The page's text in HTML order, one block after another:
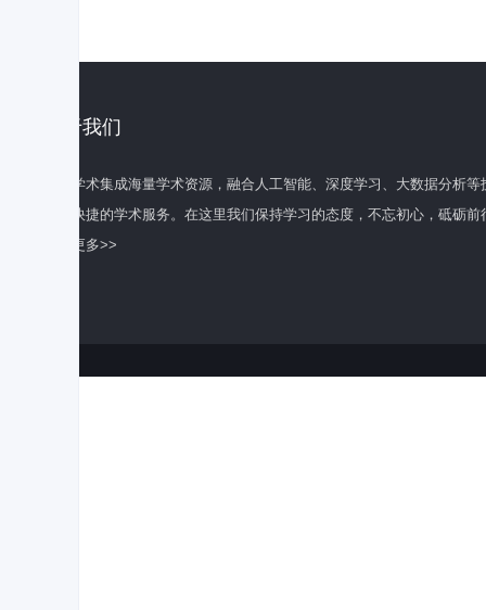
关于我们
百度学术集成海量学术资源，融合人工智能、深度学习、大数据分析
全面快捷的学术服务。在这里我们保持学习的态度，不忘初心，砥砺前
了解更多>>